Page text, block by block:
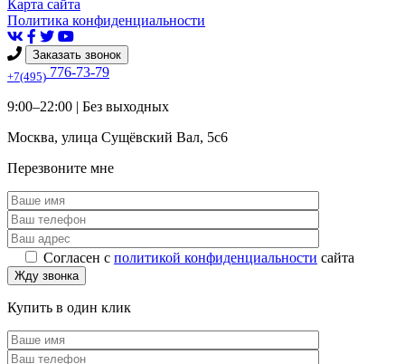
Карта сайта
Политика конфиденциальности
Заказать звонок
+7(495) 776-73-79
9:00–22:00 | Без выходных
Москва, улица Сущёвский Вал, 5с6
Перезвоните мне
Согласен с политикой конфиденциальности сайта
Купить в один клик